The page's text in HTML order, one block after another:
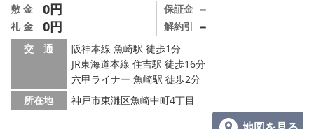
敷 金 0円
礼 金 0円
保証金 －
解約引 －
交 通
阪神本線 魚崎駅 徒歩1分
JR東海道本線 住吉駅 徒歩16分
六甲ライナー 魚崎駅 徒歩2分
所在地
神戸市東灘区魚崎中町4丁目